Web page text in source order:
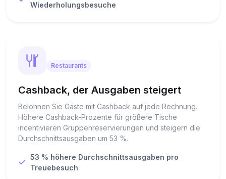
Wiederholungsbesuche
Restaurants
Cashback, der Ausgaben steigert
Belohnen Sie Gäste mit Cashback auf jede Rechnung.
Höhere Cashback-Prozente für größere Tische
incentivieren Gruppenreservierungen und steigern die
Durchschnittsausgaben um 53 %.
53 % höhere Durchschnittsausgaben pro
Treuebesuch